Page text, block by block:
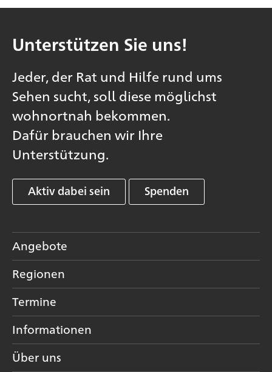
Unterstützen Sie uns!
Jeder, der Rat und Hilfe rund ums
Sehen sucht, soll diese möglichst
wohnortnah bekommen.
Dafür brauchen wir Ihre
Unterstützung.
Aktiv dabei sein Spenden
Angebote
Regionen
Termine
Informationen
Über uns